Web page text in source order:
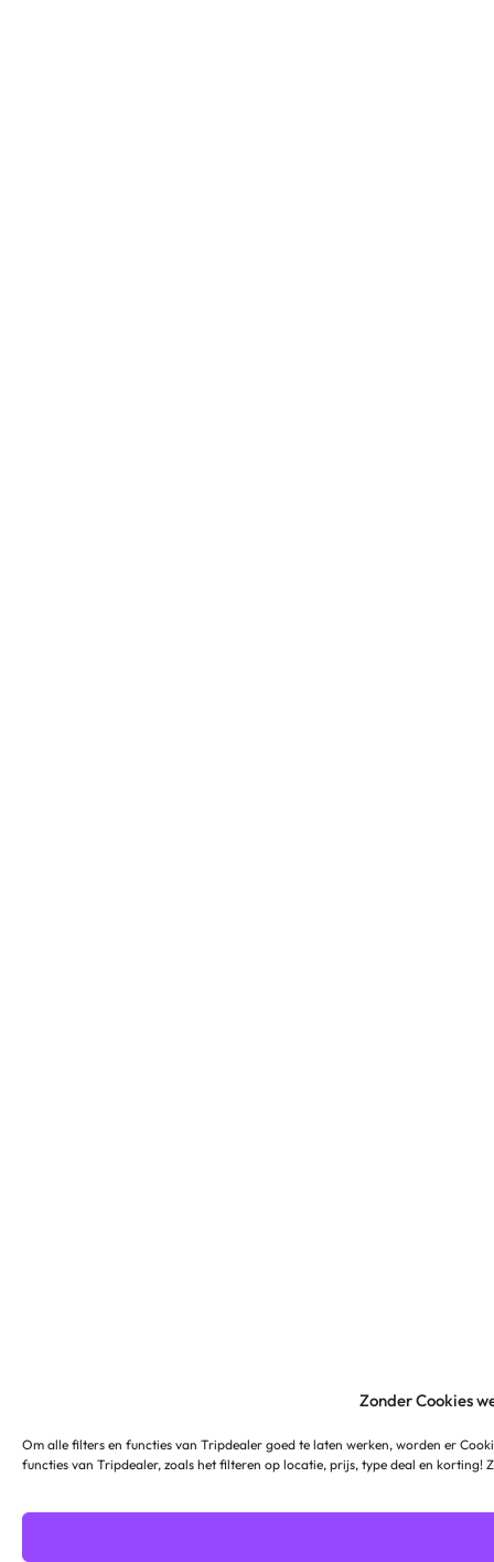
Zonder Cookies
Om alle filters en functies van Tripdealer goed te laten werken, worden er
functies van Tripdealer, zoals het filteren op locatie, prijs, type deal en